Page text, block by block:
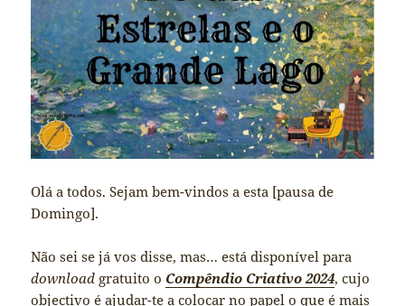
Olá a todos. Sejam bem-vindos a esta [pausa de
Domingo].
Não sei se já vos disse, mas… está disponível para
download gratuito o Compêndio Criativo 2024, cujo
objectivo é ajudar-te a colocar no papel o que é mais